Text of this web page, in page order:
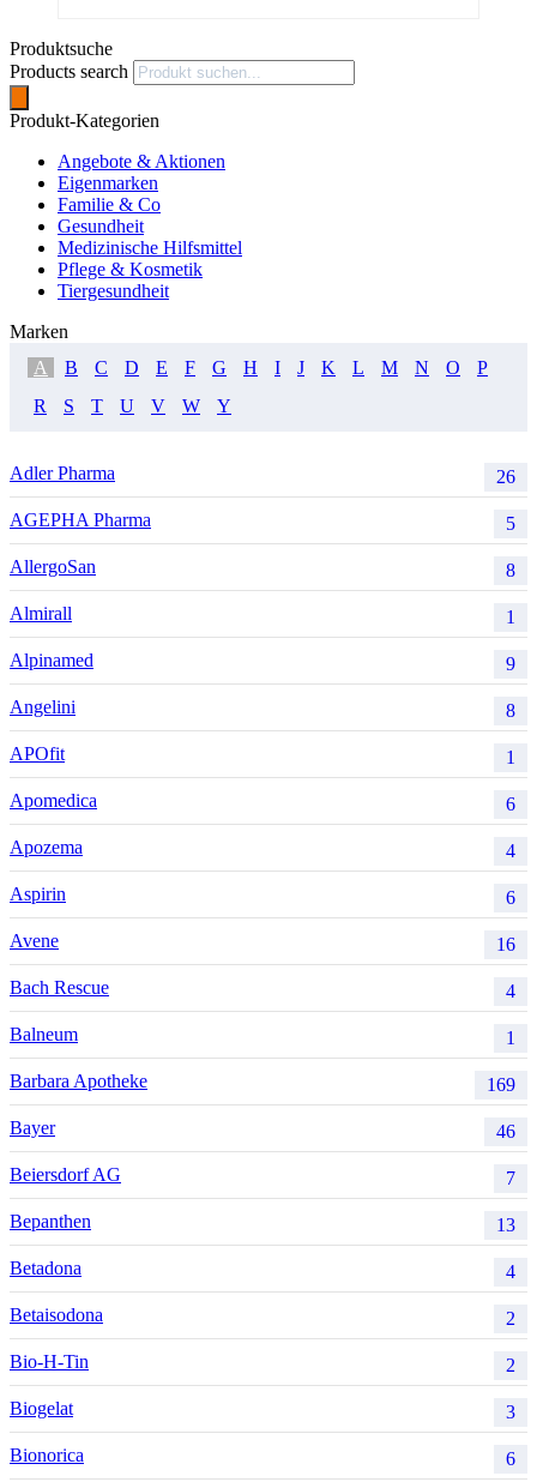
Produktsuche
Products search
Produkt-Kategorien
Angebote & Aktionen
Eigenmarken
Familie & Co
Gesundheit
Medizinische Hilfsmittel
Pflege & Kosmetik
Tiergesundheit
Marken
A
B C D E F G H I J K L M N O
P
R
S T U V W Y
Adler Pharma 26
AGEPHA Pharma 5
AllergoSan 8
Almirall 1
Alpinamed 9
Angelini 8
APOfit 1
Apomedica 6
Apozema 4
Aspirin 6
Avene 16
Bach Rescue 4
Balneum 1
Barbara Apotheke 169
Bayer 46
Beiersdorf AG 7
Bepanthen 13
Betadona 4
Betaisodona 2
Bio-H-Tin 2
Biogelat 3
Bionorica 6